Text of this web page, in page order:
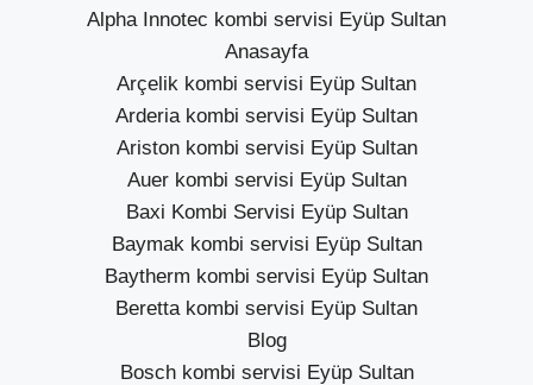
Alpha Innotec kombi servisi Eyüp Sultan
Anasayfa
Arçelik kombi servisi Eyüp Sultan
Arderia kombi servisi Eyüp Sultan
Ariston kombi servisi Eyüp Sultan
Auer kombi servisi Eyüp Sultan
Baxi Kombi Servisi Eyüp Sultan
Baymak kombi servisi Eyüp Sultan
Baytherm kombi servisi Eyüp Sultan
Beretta kombi servisi Eyüp Sultan
Blog
Bosch kombi servisi Eyüp Sultan